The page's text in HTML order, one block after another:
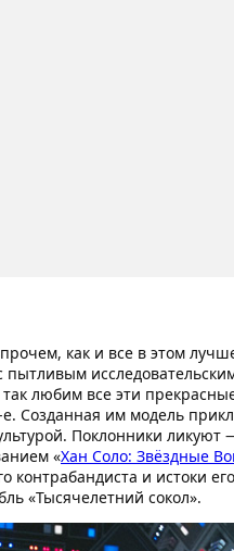
как и все в этом
любим все эти
им модель
Поклонники
«Хан Соло: Звёздные
и истоки
«Тысячелетний сокол».